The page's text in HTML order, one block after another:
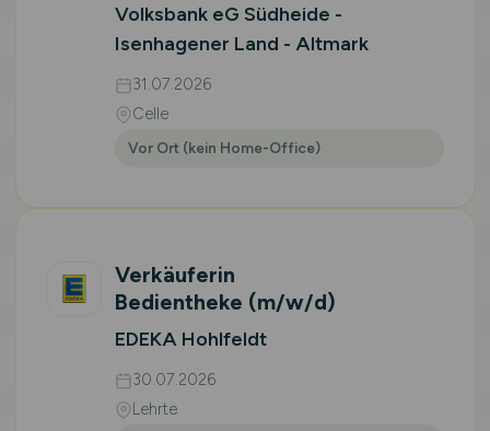
Volksbank eG Südheide -
Isenhagener Land - Altmark
31.07.2026
Celle
Vor Ort (kein Home-Office)
Verkäuferin
Bedientheke (m/w/d)
EDEKA Hohlfeldt
30.07.2026
Lehrte